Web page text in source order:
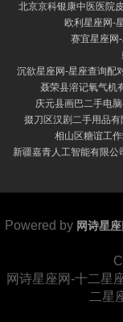
北京京科银康中医医院
欧利星座网-
赛宜星座网
沉欲星座网-星座查询配
聂荣县溶记氧气机
庆元县画巴二手电
掇刀区汉剧二手用品有
相山区糖谊工
新疆嘉青人工智能有限公
Powered by 网诗星
网诗星座网-十二星
二星